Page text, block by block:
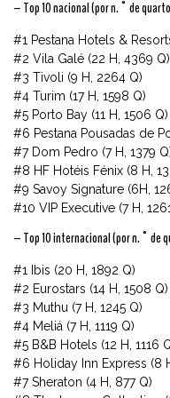
– Top 10 nacional (por n.° de
#1 Pestana Hotels &
#2 Vila Galé (22 H, 4369 Q)
#3 Tivoli (9 H, 2264 Q)
#4 Turim (17 H, 1598 Q)
#5 Porto Bay (11 H, 1506 Q)
#6 Pestana Pousadas de
#7 Dom Pedro (7 H, 1379
#8 HF Hotéis Fénix (8 H,
#9 Savoy Signature (6H,
#10 VIP Executive (7 H,
– Top 10 internacional (por n.° de
#1 Ibis (20 H, 1892 Q)
#2 Eurostars (14 H, 1508 Q)
#3 Muthu (7 H, 1245 Q)
#4 Meliá (7 H, 1119 Q)
#5 B&B Hotels (12 H, 1116
#6 Holiday Inn Express (8
#7 Sheraton (4 H, 877 Q)